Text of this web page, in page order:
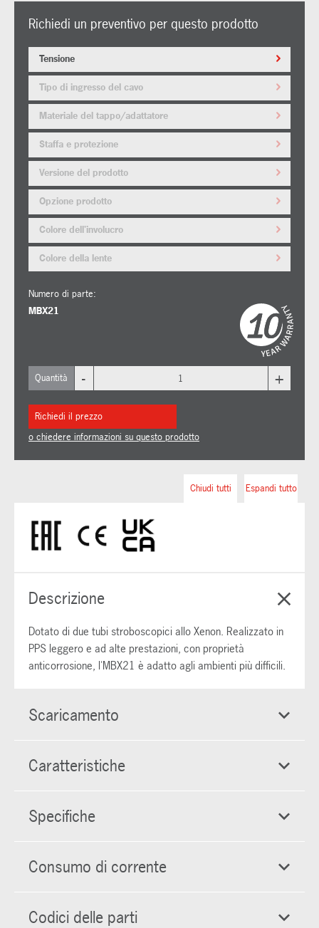
Richiedi un preventivo per questo prodotto
Tensione
Tipo di ingresso del cavo
Materiale del tappo/adattatore
Staffa e protezione
Versione del prodotto
Opzione prodotto
Colore dell'involucro
Colore della lente
Numero di parte:
MBX21
Quantità - +
Richiedi il prezzo
o chiedere informazioni su questo prodotto
Espandi tutto
Chiudi tutti
Descrizione
Dotato di due tubi stroboscopici allo Xenon. Realizzato in
PPS leggero e ad alte prestazioni, con proprietà
anticorrosione, l'MBX21 è adatto agli ambienti più difficili.
Scaricamento
Caratteristiche
Specifiche
Consumo di corrente
Codici delle parti